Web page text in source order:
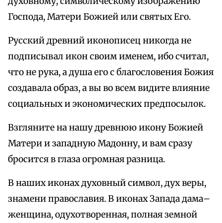
Господа, Матери Божией или святых Его.
Русский древний иконописец никогда не
подписывал икон своим именем, ибо считал,
что не рука, а душа его с благословения Божия
создавала образ, а вы во всем видите влияние
социальных и экономических предпосылок.
Взгляните на нашу древнюю икону Божией
Матери и западную Мадонну, и вам сразу
бросится в глаза огромная разница.
В наших иконах духовный символ, дух веры,
знамени православия. В иконах Запада дама–
женщина, одухотворенная, полная земной